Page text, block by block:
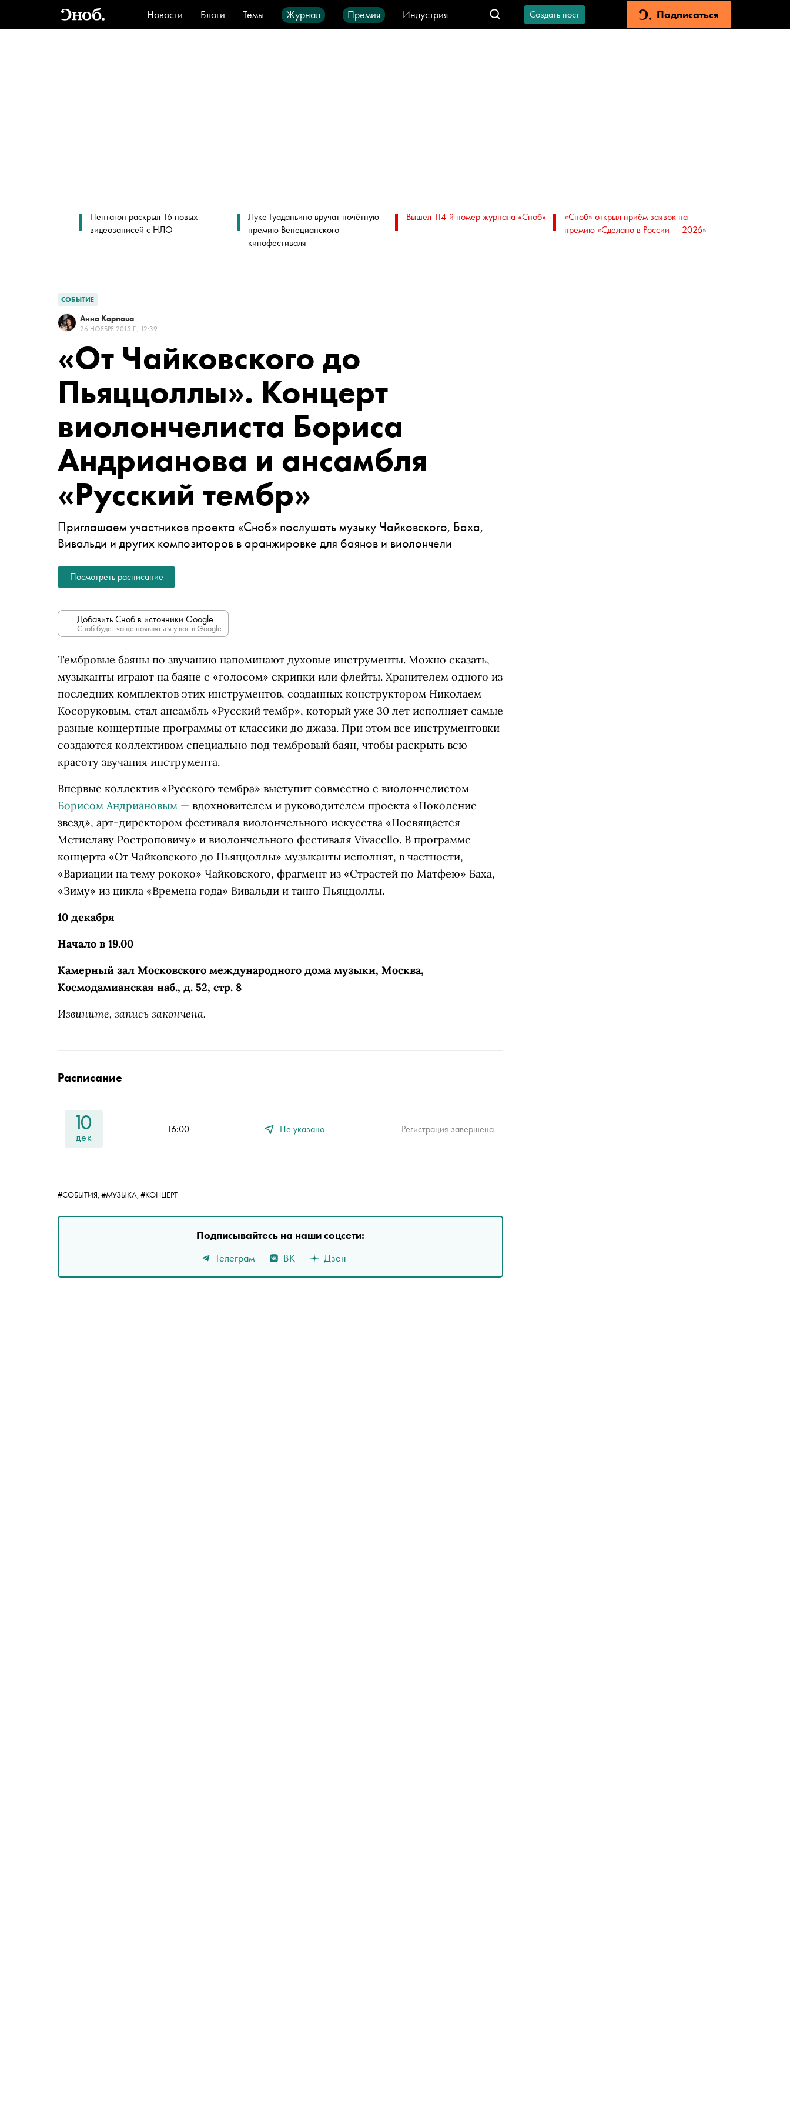
Новости Блоги Темы Журнал Премия
Индустрия
Стиль
Видео Город IT-продукты
Создать пост Подписаться
Пентагон раскрыл 16 новых
видеозаписей с НЛО
Луке Гуаданьино вручат почётную
премию Венецианского
кинофестиваля
Вышел 114-й номер журнала «Сноб»
«Сноб» открыл приём заявок на
премию «Сделано в России — 2026»
СОБЫТИЕ
Анна Карпова
26 НОЯБРЯ 2015 Г., 12:39
«От Чайковского до
Пьяццоллы». Концерт
виолончелиста Бориса
Андрианова и ансамбля
«Русский тембр»
Приглашаем участников проекта «Сноб» послушать музыку Чайковского, Баха,
Вивальди и других композиторов в аранжировке для баянов и виолончели
Посмотреть расписание
Добавить Сноб в источники Google
Сноб будет чаще появляться у вас в Google.
Тембровые баяны по звучанию напоминают духовые инструменты. Можно сказать,
музыканты играют на баяне с «голосом» скрипки или флейты. Хранителем одного из
последних комплектов этих инструментов, созданных конструктором Николаем
Косоруковым, стал ансамбль «Русский тембр», который уже 30 лет исполняет самые
разные концертные программы от классики до джаза. При этом все инструментовки
создаются коллективом специально под тембровый баян, чтобы раскрыть всю
красоту звучания инструмента.
Впервые коллектив «Русского тембра» выступит совместно с виолончелистом
Борисом Андриановым — вдохновителем и руководителем проекта «Поколение
звезд», арт-директором фестиваля виолончельного искусства «Посвящается
Мстиславу Ростроповичу» и виолончельного фестиваля Vivacello. В программе
концерта «От Чайковского до Пьяццоллы» музыканты исполнят, в частности,
«Вариации на тему рококо» Чайковского, фрагмент из «Страстей по Матфею» Баха,
«Зиму» из цикла «Времена года» Вивальди и танго Пьяццоллы.
10 декабря
Начало в 19.00
Камерный зал Московского международного дома музыки, Москва,
Космодамианская наб., д. 52, стр. 8
Извините, запись закончена.
Расписание
10
дек
16:00 Не указано Регистрация завершена
#СОБЫТИЯ, #МУЗЫКА, #КОНЦЕРТ
Подписывайтесь на наши соцсети:
Телеграм
ВК Дзен